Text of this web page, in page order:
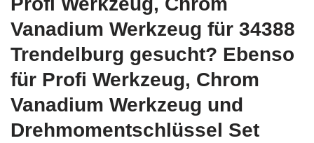
Vanadium Werkzeug für 34388
Trendelburg gesucht? Ebenso
für Profi Werkzeug, Chrom
Vanadium Werkzeug und
Drehmomentschlüssel Set